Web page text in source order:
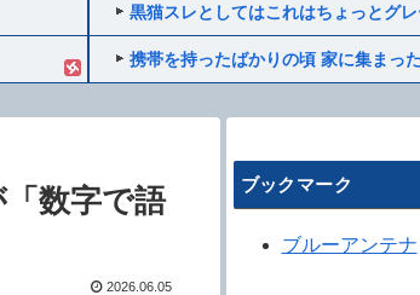
黒猫スレとしてはこれはちょっとグ
携帯を持ったばかりの頃 家に集まっ
数字で語
2026.06.05
ブックマーク
ブルーアンテナ